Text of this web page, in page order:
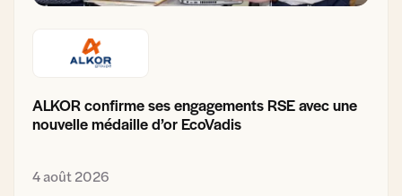
ALKOR confirme ses engagements RSE avec une
nouvelle médaille d’or EcoVadis
4 août 2026